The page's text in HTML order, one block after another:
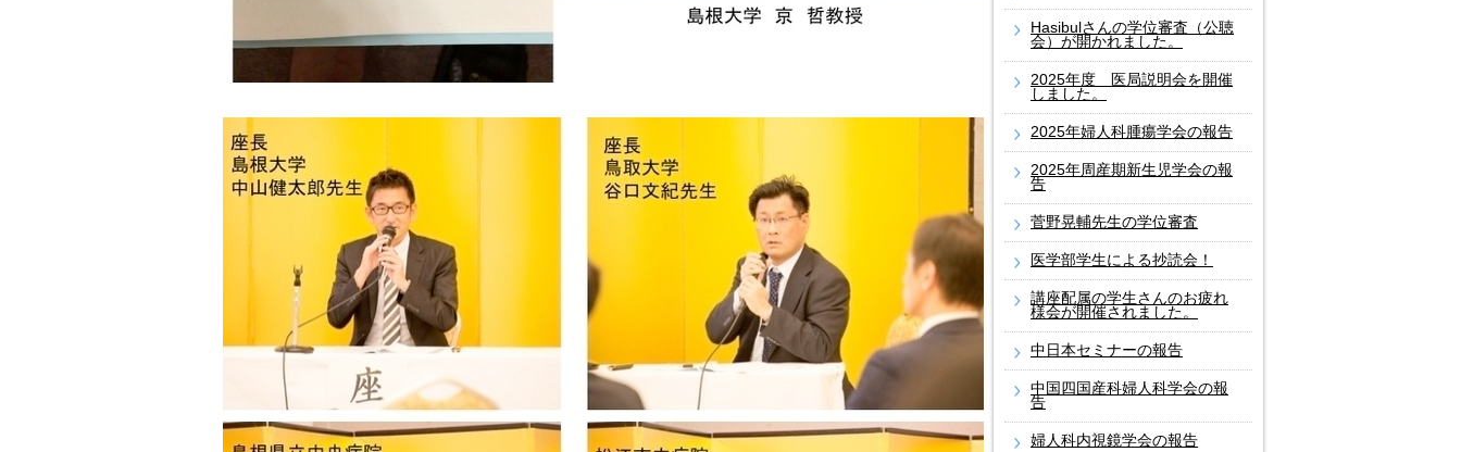
Hasibulさんの学位審査（公聴
会）が開かれました。
2025年度 医局説明会を開催
しました。
2025年婦人科腫瘍学会の報告
2025年周産期新生児学会の報
告
菅野晃輔先生の学位審査
医学部学生による抄読会！
講座配属の学生さんのお疲れ
様会が開催されました。
中日本セミナーの報告
中国四国産科婦人科学会の報
告
婦人科内視鏡学会の報告